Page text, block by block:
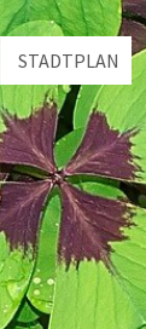
STADTPLAN